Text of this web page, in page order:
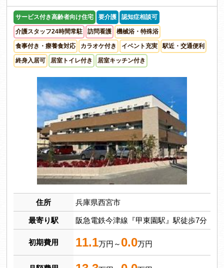
サービス付き高齢者向け住宅 要介護 認知症相談可
介護スタッフ24時間常駐 訪問看護 機械浴・特殊浴
食事付き・療養食対応 カラオケ付き イベント充実 駅近・交通便利
終身入居可 居室トイレ付き 居室キッチン付き
住所 兵庫県西宮市
最寄り駅 阪急電鉄今津線『甲東園駅』駅徒歩7分
初期費用 11.1万円～ 0.0万円